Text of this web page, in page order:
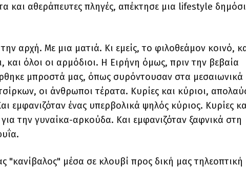
και αθεράπευτες πληγές, απέκτησε μια lifestyle
αρχή. Με μια ματιά. Κι εμείς, το φιλοθεάμον κοινό,
και όλοι οι αρμόδιοι. Η Ειρήνη όμως, πριν την βεβαία
μπροστά μας, όπως συρόντουσαν στα μεσαιωνικά
οι άνθρωποι τέρατα. Κυρίες και κύριοι,
ένας υπερβολικά ψηλός κύριος. Κυρίες
την γυναίκα-αρκούδα. Και εμφανιζόταν ξαφνικά στη
μέσα σε κλουβί προς δική μας τηλεοπτική